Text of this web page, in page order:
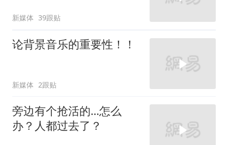
新媒体 39跟贴
论背景音乐的重要性！！
新媒体 2跟贴
旁边有个抢活的…怎么
办？人都过去了？